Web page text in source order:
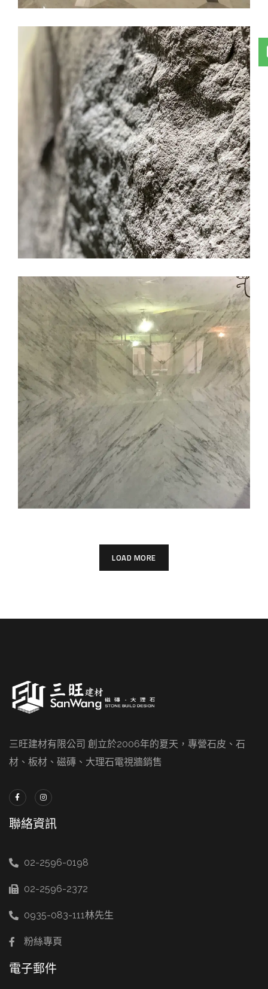
特殊石材
工程實績
銀狐效果
工程實績
LOAD MORE
三旺建材有限公司 創立於2006年的夏天，專營石皮、石
材、板材、磁磚、大理石電視牆銷售
聯絡資訊
02-2596-0198
02-2596-2372
0935-083-111林先生
粉絲專頁
電子郵件